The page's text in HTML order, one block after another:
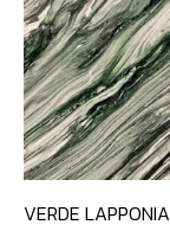
VERDE LAPPONIA